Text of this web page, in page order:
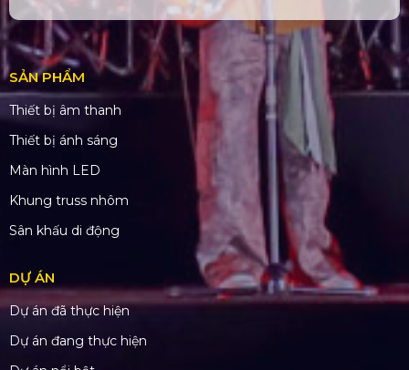
SẢN PHẨM
Thiết bị âm thanh
Thiết bị ánh sáng
Màn hình LED
Khung truss nhôm
Sân khấu di động
DỰ ÁN
Dự án đã thực hiện
Dự án đang thực hiện